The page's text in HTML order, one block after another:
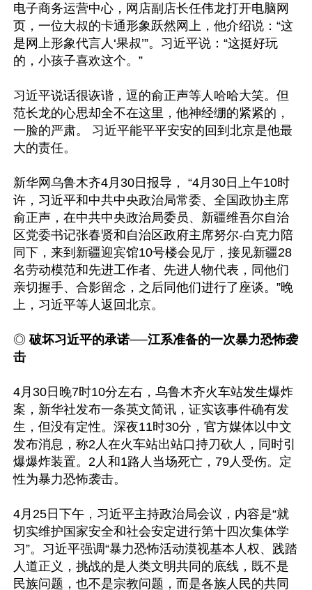
电子商务运营中心，网店副店长任伟龙打开电脑网
页，一位大叔的卡通形象跃然网上，他介绍说：“这
是网上形象代言人‘果叔’”。习近平说：“这挺好玩
的，小孩子喜欢这个。”
习近平说话很诙谐，逗的俞正声等人哈哈大笑。但
范长龙的心思却全不在这里，他神经绷的紧紧的，
一脸的严肃。 习近平能平平安安的回到北京是他最
大的责任。
新华网乌鲁木齐4月30日报导， “4月30日上午10时
许，习近平和中共中央政治局常委、全国政协主席
俞正声，在中共中央政治局委员、新疆维吾尔自治
区党委书记张春贤和自治区政府主席努尔-白克力陪
同下，来到新疆迎宾馆10号楼会见厅，接见新疆28
名劳动模范和先进工作者、先进人物代表，同他们
亲切握手、合影留念，之后同他们进行了座谈。”晚
上，习近平等人返回北京。
◎ 破坏习近平的承诺──江系准备的一次暴力恐怖袭
击
4月30日晚7时10分左右，乌鲁木齐火车站发生爆炸
案，新华社发布一条英文简讯，证实该事件确有发
生，但没有定性。深夜11时30分，官方媒体以中文
发布消息，称2人在火车站出站口持刀砍人，同时引
爆爆炸装置。2人和1路人当场死亡，79人受伤。定
性为暴力恐怖袭击。
4月25日下午，习近平主持政治局会议，内容是“就
切实维护国家安全和社会安定进行第十四次集体学
习”。习近平强调“暴力恐怖活动漠视基本人权、践踏
人道正义，挑战的是人类文明共同的底线，既不是
民族问题，也不是宗教问题，而是各族人民的共同